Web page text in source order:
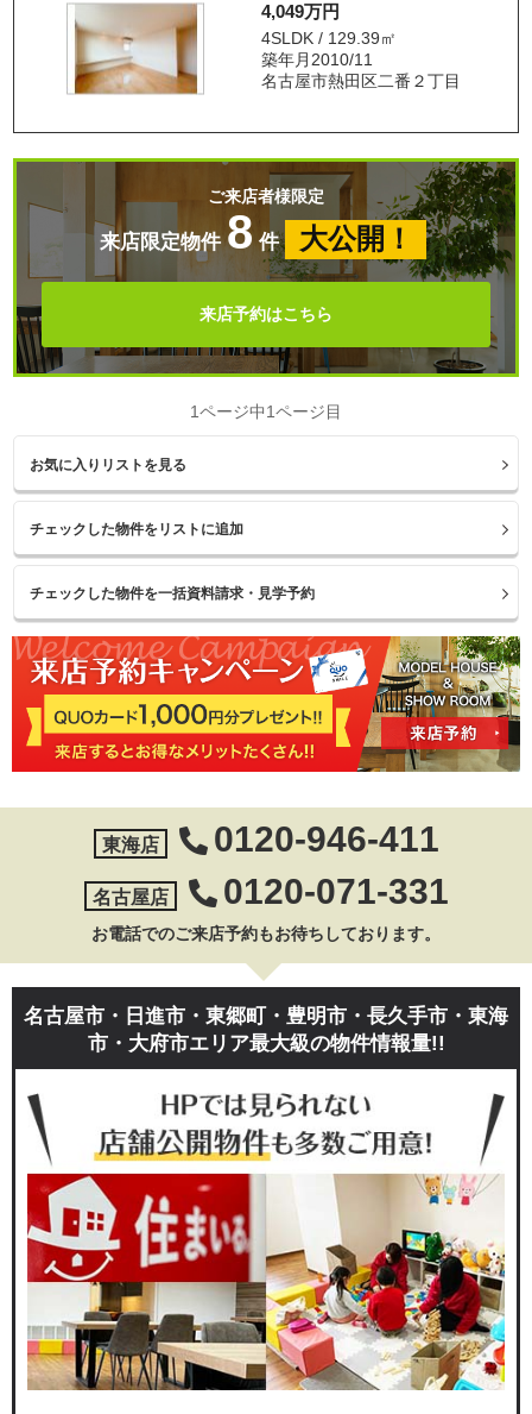
4,049万円
4SLDK / 129.39㎡
築年月2010/11
名古屋市熱田区二番２丁目
ご来店者様限定
来店限定物件 8 件 大公開！
来店予約はこちら
1ページ中1ページ目
お気に入りリストを見る
東海店 0120-946-411
名古屋店 0120-071-331
お電話でのご来店予約もお待ちしております。
名古屋市・日進市・東郷町・豊明市・長久手市・東海
市・大府市エリア最大級の物件情報量!!